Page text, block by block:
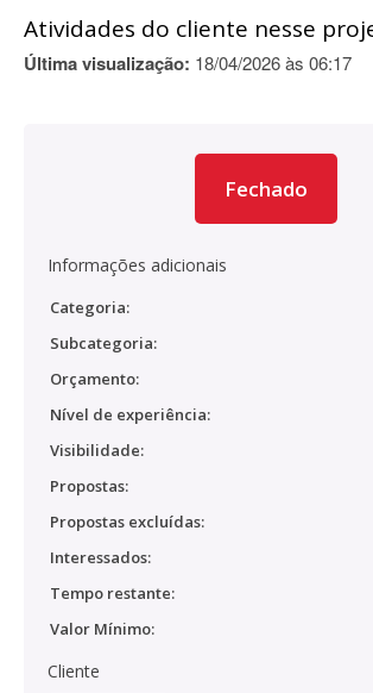
Atividades do cliente nesse
Última visualização: 18/04/2026 às 06:17
Fechado
Informações adicionais
Categoria:
Subcategoria:
Orçamento:
Nível de experiência:
Visibilidade:
Propostas:
Propostas excluídas:
Interessados:
Tempo restante:
Valor Mínimo:
Cliente